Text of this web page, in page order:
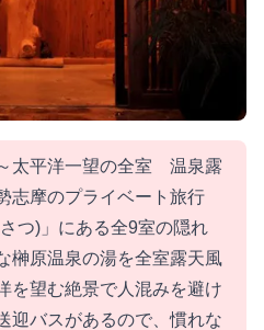
太平洋一望の全室 温泉露
志摩のプライベート旅行
つ)」にある全9室の隠れ
榊原温泉の湯を全室露天風
を望む絶景で人混みを避け
迎バスがあるので、慣れな